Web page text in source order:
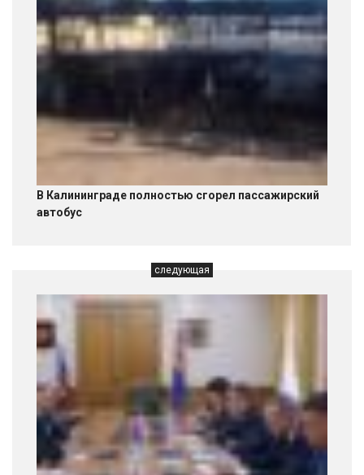
В Калининграде полностью сгорел пассажирский
автобус
следующая